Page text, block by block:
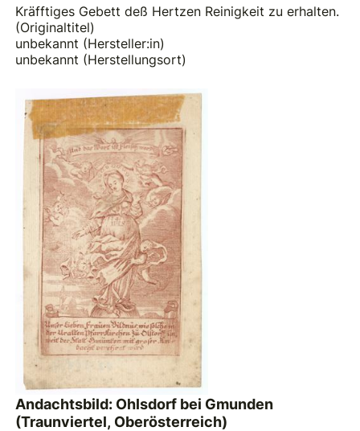
Kräfftiges Gebett deß Hertzen Reinigkeit zu erhalten.
(Originaltitel)
unbekannt (Hersteller:in)
unbekannt (Herstellungsort)
Andachtsbild: Ohlsdorf bei Gmunden
(Traunviertel, Oberösterreich)